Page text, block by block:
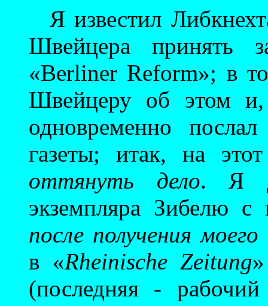
Я известил
Швейцера принять
«Berliner Reform»; в
Швейцеру об этом
одновременно
газеты; итак, на
оттянуть дело. Я
экземпляра Зибелю
после получения
в «Rheinische Zeitung
(последняя -